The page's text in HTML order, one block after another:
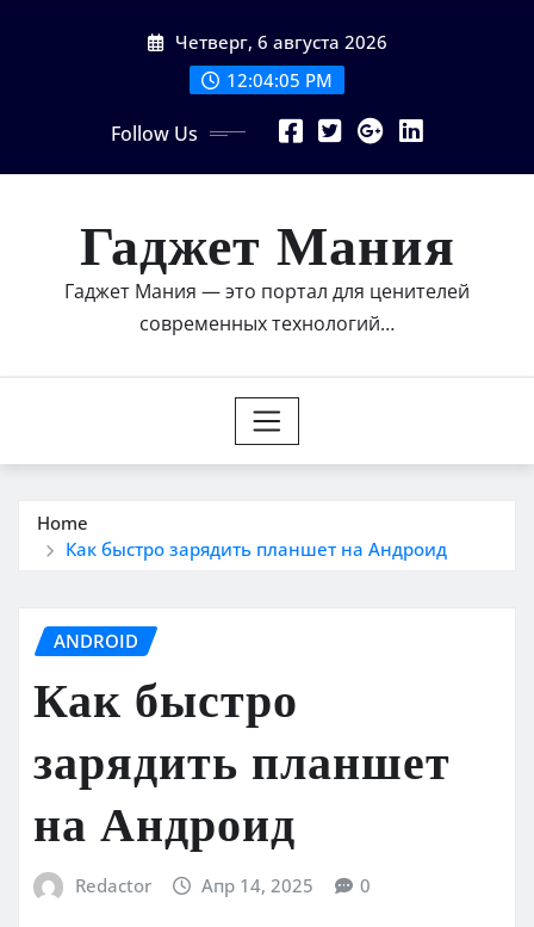
Четверг, 6 августа 2026
12:04:06 PM
Follow Us
Гаджет Мания
Гаджет Мания — это портал для ценителей
современных технологий…
Home
Как быстро зарядить планшет на Андроид
ANDROID
Как быстро
зарядить планшет
на Андроид
Redactor Апр 14, 2025 0